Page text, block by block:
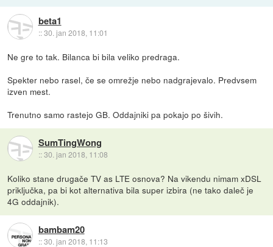
beta1
::30. jan 2018, 11:01
Ne gre to tak. Bilanca bi bila veliko predraga.
Spekter nebo rasel, če se omrežje nebo nadgrajevalo. Predvsem
izven mest.
Trenutno samo rastejo GB. Oddajniki pa pokajo po šivih.
SumTingWong
::30. jan 2018, 11:08
Koliko stane drugače TV as LTE osnova? Na vikendu nimam xDSL
priključka, pa bi kot alternativa bila super izbira (ne tako daleč je
4G oddajnik).
bambam20
::30. jan 2018, 11:13